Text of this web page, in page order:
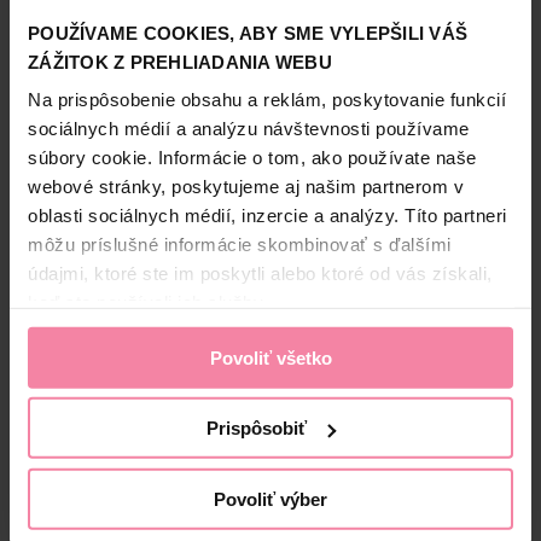
POUŽÍVAME COOKIES, ABY SME VYLEPŠILI VÁŠ
ZÁŽITOK Z PREHLIADANIA WEBU
Na prispôsobenie obsahu a reklám, poskytovanie funkcií
sociálnych médií a analýzu návštevnosti používame
súbory cookie. Informácie o tom, ako používate naše
webové stránky, poskytujeme aj našim partnerom v
oblasti sociálnych médií, inzercie a analýzy. Títo partneri
môžu príslušné informácie skombinovať s ďalšími
údajmi, ktoré ste im poskytli alebo ktoré od vás získali,
Povoliť všetko
Prispôsobiť
Povoliť výber
a sviežu pleť na lícach aj na perách. Vďaka krémovej,
nelepivej a ľahkej textúre sa ľahko zapracováva a má
budovateľné krytie – ideálne, ak chcete dosiahnuť
odvážnejší vzhľad. Okrem toho, s obsiahnutým ricínom a
vitamínom E dodáva vašej pokožke vyživený a zdravý
vzhľad.
Informácie o výrobcovi
MKE
Zobraziť viac
Bezpečnosť a balenie
Zloženie
High-contrast mode
Alternatívne produkty